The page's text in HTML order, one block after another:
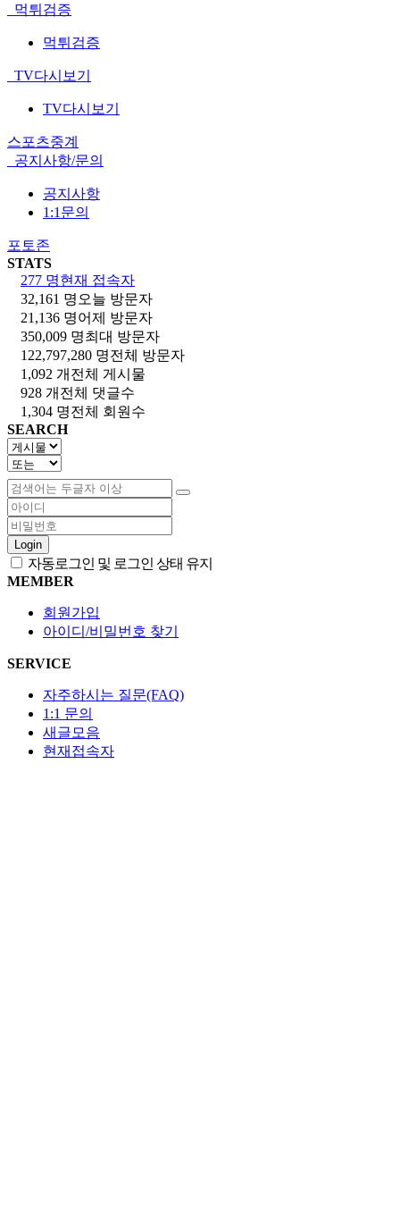
먹튀검증
먹튀검증
TV다시보기
TV다시보기
스포츠중계
공지사항/문의
공지사항
1:1문의
포토존
STATS
277 명현재 접속자
32,161 명 오늘 방문자
21,136 명어제 방문자
350,009 명최대 방문자
122,797,280 명전체 방문자
1,092 개 전체 게시물
928 개 전체 댓글수
1,304 명전체 회원수
SEARCH
Login
자동로그인 및 로그인 상태 유지
MEMBER
회원가입
아이디/비밀번호 찾기
SERVICE
자주하시는 질문(FAQ)
1:1 문의
새글모음
현재접속자